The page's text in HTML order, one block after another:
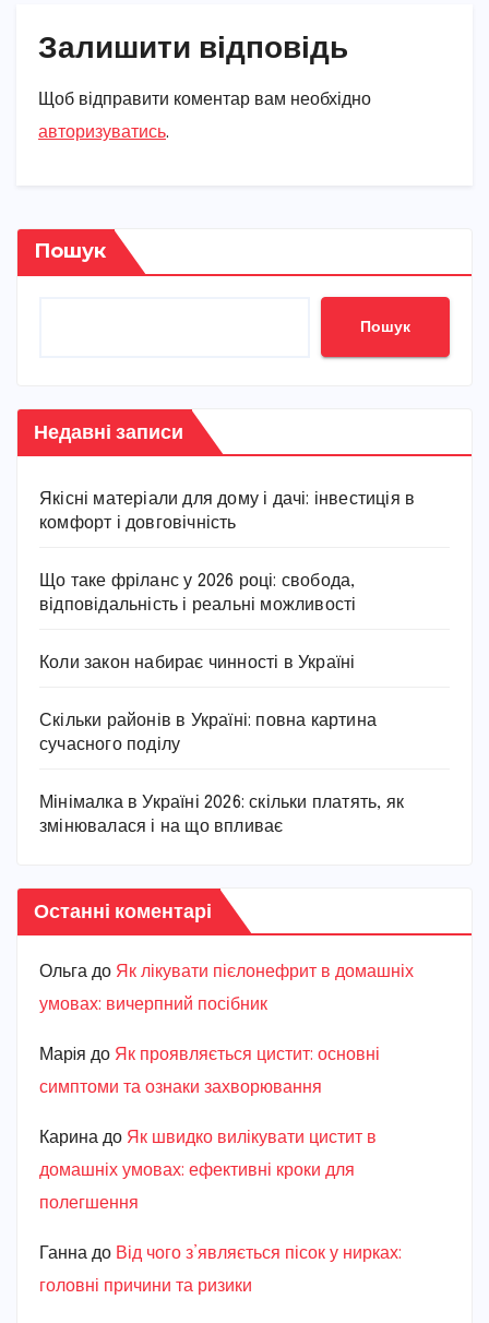
Залишити відповідь
Щоб відправити коментар вам необхідно
авторизуватись.
Пошук
Пошук
Недавні записи
Якісні матеріали для дому і дачі: інвестиція в
комфорт і довговічність
Що таке фріланс у 2026 році: свобода,
відповідальність і реальні можливості
Коли закон набирає чинності в Україні
Скільки районів в Україні: повна картина
сучасного поділу
Мінімалка в Україні 2026: скільки платять, як
змінювалася і на що впливає
Останні коментарі
Ольга до Як лікувати пієлонефрит в домашніх
умовах: вичерпний посібник
Марiя до Як проявляється цистит: основні
симптоми та ознаки захворювання
Карина до Як швидко вилікувати цистит в
домашніх умовах: ефективні кроки для
полегшення
Ганна до Від чого з’являється пісок у нирках:
головні причини та ризики